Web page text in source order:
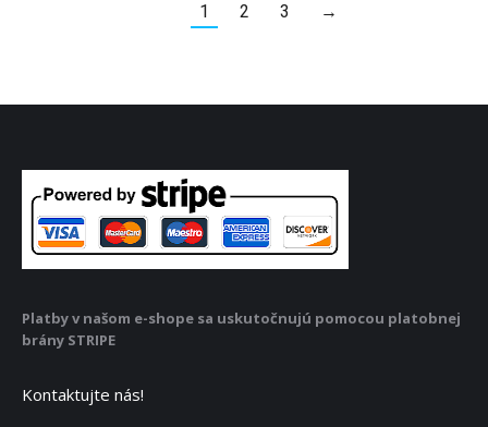
1 2 3 →
Platby v našom e-shope sa uskutočnujú pomocou platobnej
brány STRIPE
Kontaktujte nás!